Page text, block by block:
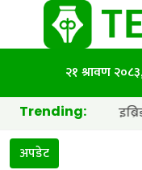
२१ श्रावण
Trending:
ब्याट्री र हाइब्रिड प्लस
अपडेट